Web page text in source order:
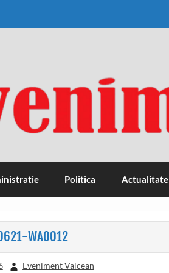
Valcean
Politica Actualitate
WA0012
Eveniment Valcean